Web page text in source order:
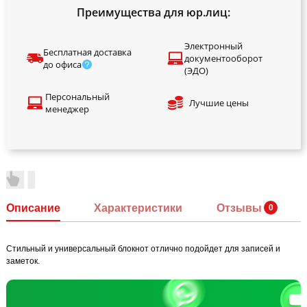
Преимущества для юр.лиц:
Бесплатная доставка
до офиса
Электронный
документооборот
(ЭДО)
Персональный
менеджер
Лучшие цены
Описание Характеристики Отзывы
Стильный и универсальный блокнот отлично подойдет для записей и
заметок.